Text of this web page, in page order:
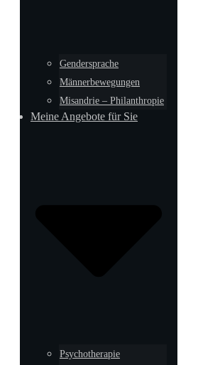
Gendersprache
Männerbewegungen
Misandrie – Philanthropie
Meine Angebote für Sie
Psychotherapie